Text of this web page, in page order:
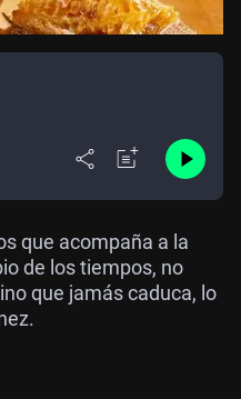
que acompaña a la
de los tiempos, no
que jamás caduca, lo